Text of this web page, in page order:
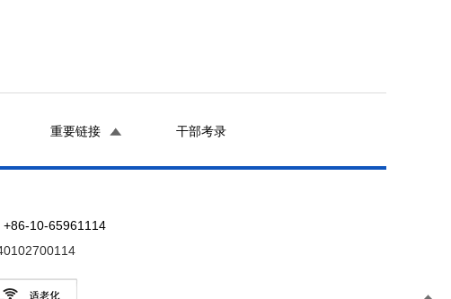
重要链接 干部考录
10-65961114